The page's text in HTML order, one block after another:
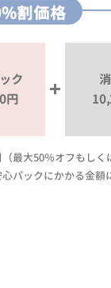
割価格
ク
円
最大50％オフもしく
パックにかかる金額